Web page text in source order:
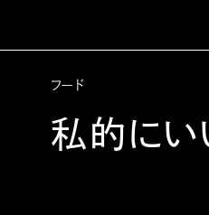
フード
私的にい